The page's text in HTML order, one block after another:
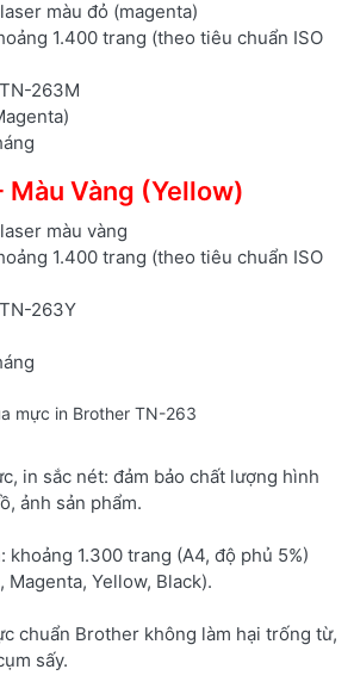
màu đỏ (magenta)
1.400 trang (theo tiêu chuẩn ISO
263M
Vàng (Yellow)
màu vàng
1.400 trang (theo tiêu chuẩn ISO
263Y
mực in Brother TN-263
in sắc nét: đảm bảo chất lượng hình
ảnh sản phẩm.
khoảng 1.300 trang (A4, độ phủ 5%)
Magenta, Yellow, Black).
chuẩn Brother không làm hại trống từ,
sấy.